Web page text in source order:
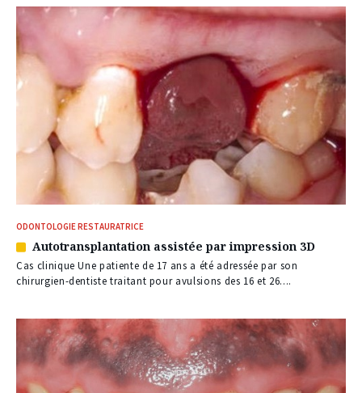
ODONTOLOGIE RESTAURATRICE
Article
réservé
à
Autotransplantation assistée par impression 3D
Cas clinique Une patiente de 17 ans a été adressée par son
chirurgien-dentiste traitant pour avulsions des 16 et 26....